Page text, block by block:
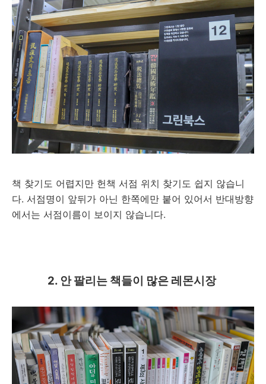
책 찾기도 어렵지만 헌책 서점 위치 찾기도 쉽지 않습니
다. 서점명이 앞뒤가 아닌 한쪽에만 붙어 있어서 반대방향
에서는 서점이름이 보이지 않습니다.
2. 안 팔리는 책들이 많은 레몬시장